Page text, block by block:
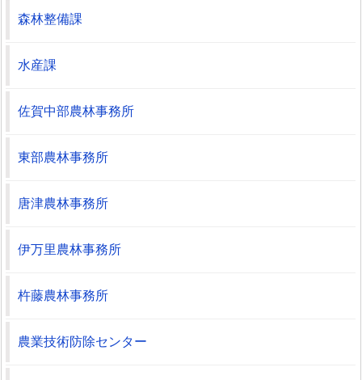
森林整備課
水産課
佐賀中部農林事務所
東部農林事務所
唐津農林事務所
伊万里農林事務所
杵藤農林事務所
農業技術防除センター